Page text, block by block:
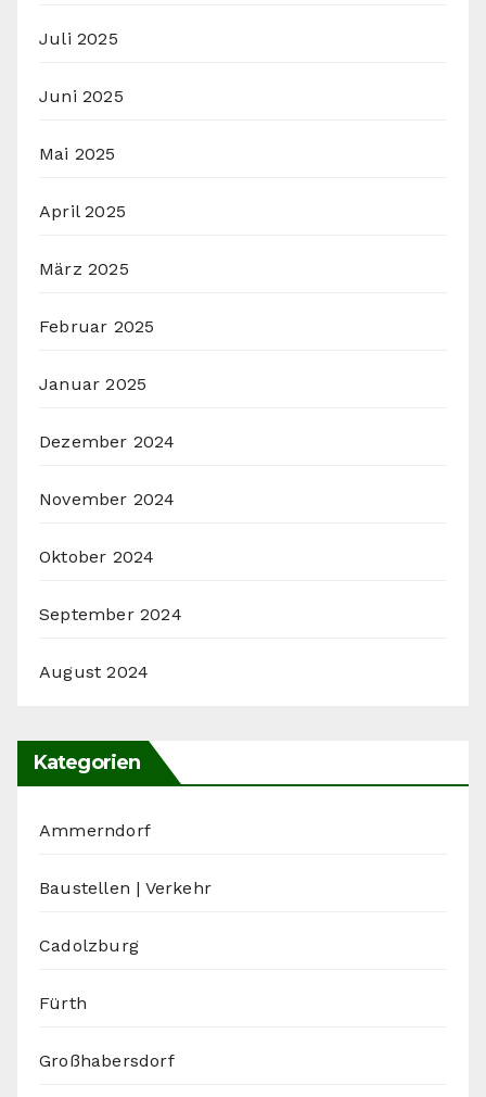
Juli 2025
Juni 2025
Mai 2025
April 2025
März 2025
Februar 2025
Januar 2025
Dezember 2024
November 2024
Oktober 2024
September 2024
August 2024
Kategorien
Ammerndorf
Baustellen | Verkehr
Cadolzburg
Fürth
Großhabersdorf